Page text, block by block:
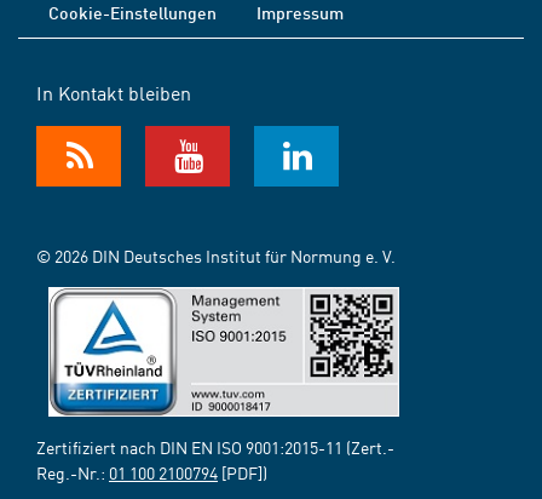
Cookie-Einstellungen
Impressum
In Kontakt bleiben
© 2026 DIN Deutsches Institut für Normung e. V.
Zertifiziert nach DIN EN ISO 9001:2015-11 (Zert.-
Reg.-Nr.: 01 100 2100794 [PDF])